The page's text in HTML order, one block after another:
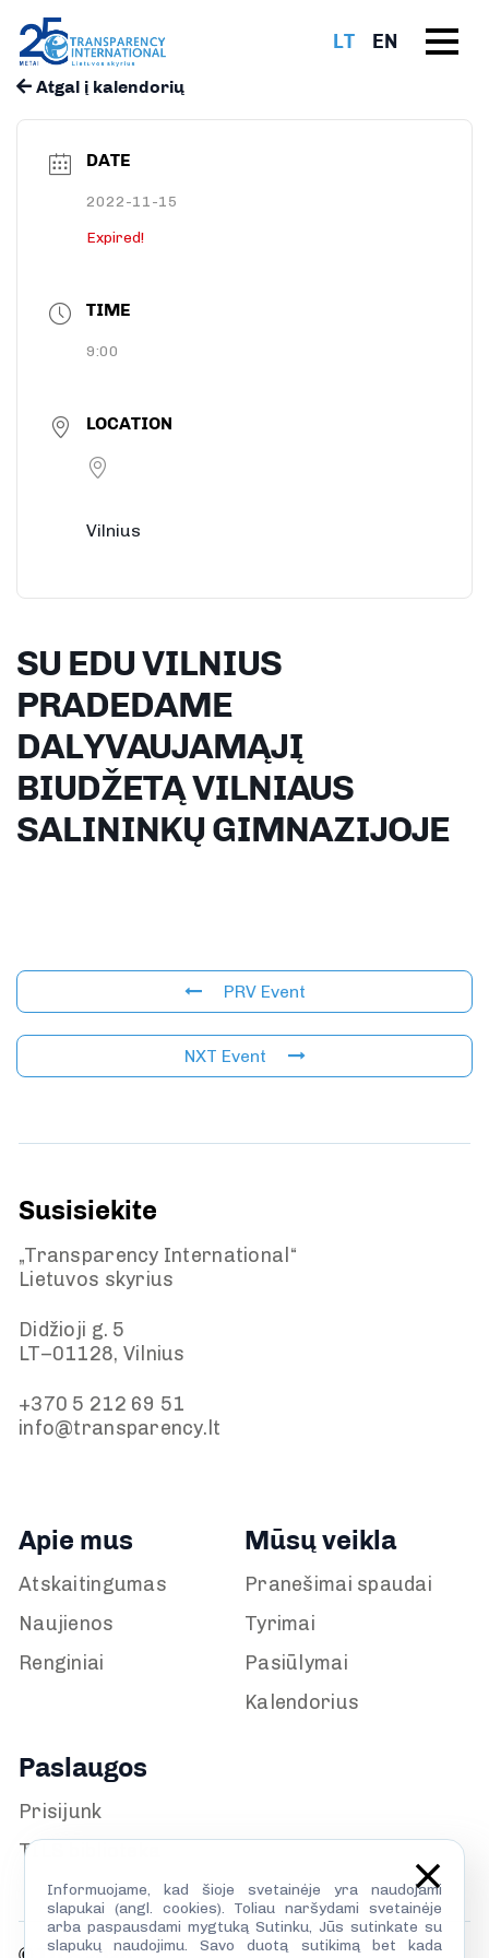
LT EN
Atgal į kalendorių
DATE
2022-11-15
Expired!
TIME
9:00
LOCATION
Vilnius
SU EDU VILNIUS
PRADEDAME
DALYVAUJAMĄJĮ
BIUDŽETĄ VILNIAUS
SALININKŲ GIMNAZIJOJE
PRV Event
NXT Event
Susisiekite
„Transparency International“
Lietuvos skyrius
Didžioji g. 5
LT–01128, Vilnius
+370 5 212 69 51
info@transparency.lt
Apie mus
Atskaitingumas
Naujienos
Renginiai
Mūsų veikla
Pranešimai spaudai
Tyrimai
Pasiūlymai
Kalendorius
Paslaugos
Prisijunk
TILS biblioteka
Informuojame, kad šioje svetainėje yra naudojami
slapukai (angl. cookies). Toliau naršydami svetainėje
arba paspausdami mygtuką Sutinku, Jūs sutinkate su
slapukų naudojimu. Savo duotą sutikimą bet kada